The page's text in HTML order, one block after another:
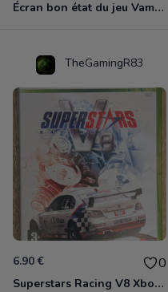
Écran bon état du jeu Vampire et livre de règles « la mascarade » état d’usage
TheGamingR83
6.90 € 0
Superstars Racing V8 Xbox 360